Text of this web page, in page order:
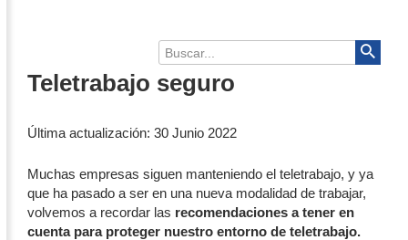
Buscar...
Teletrabajo seguro
Última actualización: 30 Junio 2022
Muchas empresas siguen manteniendo el teletrabajo, y ya
que ha pasado a ser en una nueva modalidad de trabajar,
volvemos a recordar las recomendaciones a tener en
cuenta para proteger nuestro entorno de teletrabajo.